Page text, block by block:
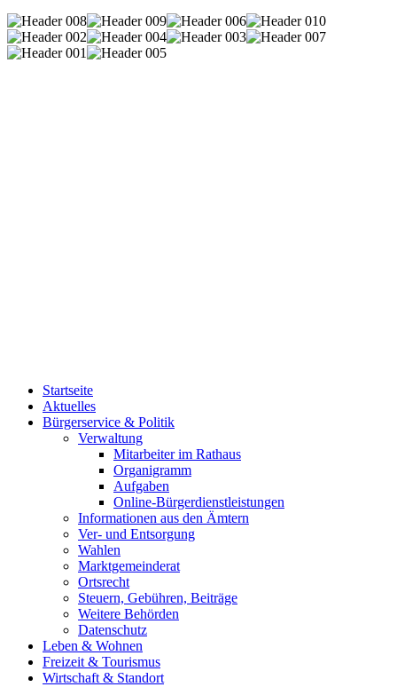
Startseite
Aktuelles
Bürgerservice & Politik
Verwaltung
Mitarbeiter im Rathaus
Organigramm
Aufgaben
Online-Bürgerdienstleistungen
Informationen aus den Ämtern
Ver- und Entsorgung
Wahlen
Marktgemeinderat
Ortsrecht
Steuern, Gebühren, Beiträge
Weitere Behörden
Datenschutz
Leben & Wohnen
Freizeit & Tourismus
Wirtschaft & Standort